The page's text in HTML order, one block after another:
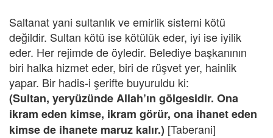
Saltanat yani sultanlık ve emirlik sistemi kötü
değildir. Sultan kötü ise kötülük eder, iyi ise iyilik
eder. Her rejimde de öyledir. Belediye başkanının
biri halka hizmet eder, biri de rüşvet yer, hainlik
yapar. Bir hadis-i şerifte buyuruldu ki:
(Sultan, yeryüzünde Allah’ın gölgesidir. Ona
ikram eden kimse, ikram görür, ona ihanet eden
kimse de ihanete maruz kalır.) [Taberani]